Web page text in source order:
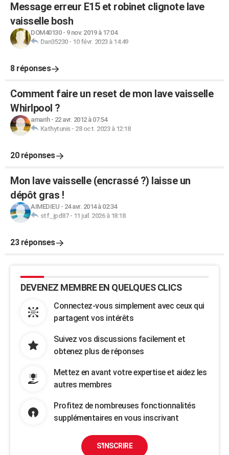
Message erreur E15 et robinet clignote lave
vaisselle bosh
DOM40130- 9 nov. 2019 à 17:04
Dan35230- 10 févr. 2023 à 14:49
8 réponses
Comment faire un reset de mon lave vaisselle
Whirlpool ?
amarih- 22 avr. 2012 à 07:54
Kathytunis- 28 oct. 2023 à 12:18
20 réponses
Mon lave vaisselle (encrassé ?) laisse un
dépôt gras !
AIMEDIEU - 24 avr. 2014 à 02:34
stf_jpd87- 11 juil. 2026 à 18:18
23 réponses
DEVENEZ MEMBRE EN QUELQUES CLICS
Connectez-vous simplement avec ceux qui
partagent vos intérêts
Suivez vos discussions facilement et
obtenez plus de réponses
Mettez en avant votre expertise et aidez les
autres membres
Profitez de nombreuses fonctionnalités
supplémentaires en vous inscrivant
S'INSCRIRE